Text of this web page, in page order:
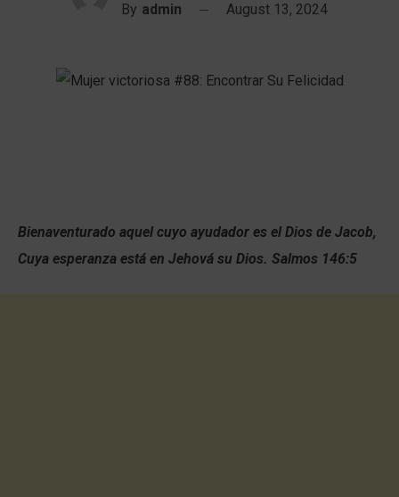
By admin August 13, 2024
Bienaventurado aquel cuyo ayudador es el Dios de Jacob,
Cuya esperanza está en Jehová su Dios. Salmos 146:5